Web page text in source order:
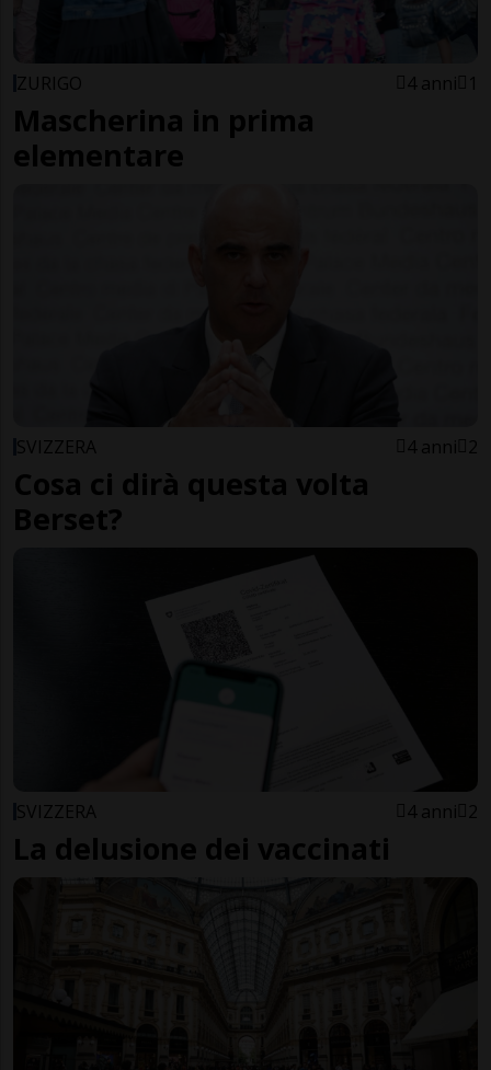
ZURIGO 4 anni 1
Mascherina in prima
elementare
SVIZZERA 4 anni 2
Cosa ci dirà questa volta
Berset?
SVIZZERA 4 anni 2
La delusione dei vaccinati